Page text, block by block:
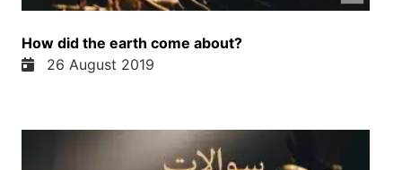
How did the earth come about?
26 August 2019